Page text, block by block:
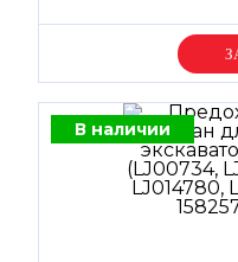
В наличии